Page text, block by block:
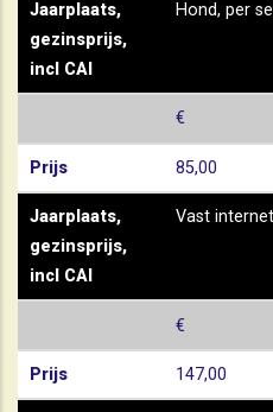
Jaarplaats,
gezinsprijs,
incl CAI
Hond, per
€
Prijs 85,00
Jaarplaats,
gezinsprijs,
incl CAI
Vast
€
Prijs 147,00